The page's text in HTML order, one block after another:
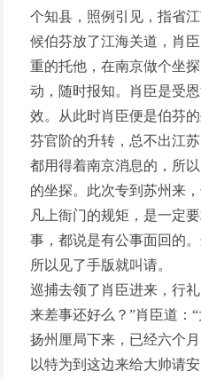
个知县，照例引见，指省
候伯芬放了江海关道，肖
重的托他，在南京做个坐
动，随时报知。肖臣是受
效。从此时肖臣便是伯芬
芬官阶的升转，总不出江
都用得着南京消息的，所
的坐探。此次专到苏州来
凡上衙门的规矩，是一定
事，都说是有公事面回的
所以见了手版就叫请。
巡捕去领了肖臣进来，行
来差事还好么？”肖臣道：
扬州厘局下来，已经六个
以特为到这边来给大帅请